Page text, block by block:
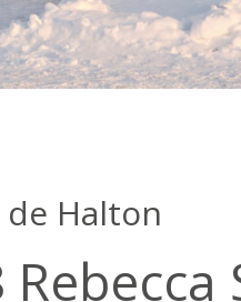
de Halton
Rebecca